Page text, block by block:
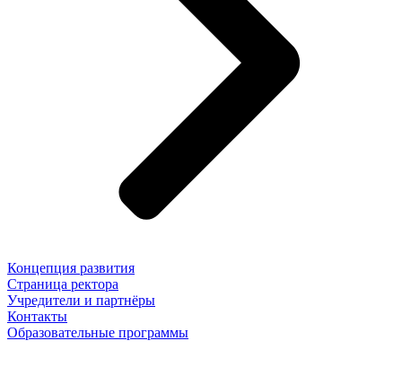
Концепция развития
Страница ректора
Учредители и партнёры
Контакты
Образовательные программы